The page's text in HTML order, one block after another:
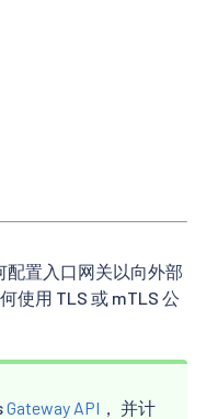
配置入口网关以向外部
使用 TLS 或 mTLS 公
Gateway API ， 并计